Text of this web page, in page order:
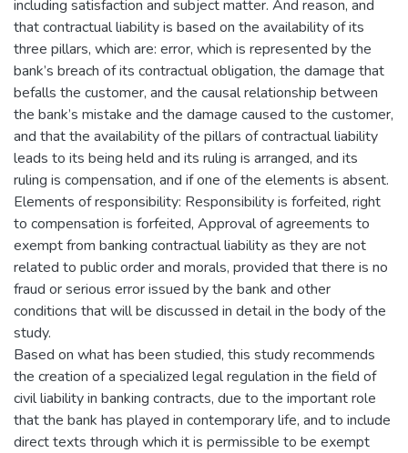
including satisfaction and subject matter. And reason, and
that contractual liability is based on the availability of its
three pillars, which are: error, which is represented by the
bank’s breach of its contractual obligation, the damage that
befalls the customer, and the causal relationship between
the bank’s mistake and the damage caused to the customer,
and that the availability of the pillars of contractual liability
leads to its being held and its ruling is arranged, and its
ruling is compensation, and if one of the elements is absent.
Elements of responsibility: Responsibility is forfeited, right
to compensation is forfeited, Approval of agreements to
exempt from banking contractual liability as they are not
related to public order and morals, provided that there is no
fraud or serious error issued by the bank and other
conditions that will be discussed in detail in the body of the
study.
Based on what has been studied, this study recommends
the creation of a specialized legal regulation in the field of
civil liability in banking contracts, due to the important role
that the bank has played in contemporary life, and to include
direct texts through which it is permissible to be exempt